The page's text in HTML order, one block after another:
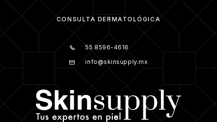
CONSULTA DERMATOLÓGICA
55 8596-4616
info@skinsupply.mx